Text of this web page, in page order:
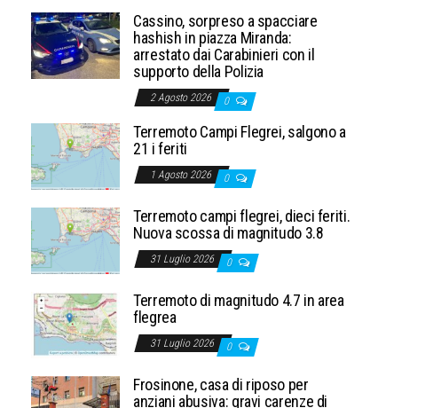
Cassino, sorpreso a spacciare
hashish in piazza Miranda:
arrestato dai Carabinieri con il
supporto della Polizia
2 Agosto 2026 0
Terremoto Campi Flegrei, salgono a
21 i feriti
1 Agosto 2026 0
Terremoto campi flegrei, dieci feriti.
Nuova scossa di magnitudo 3.8
31 Luglio 2026 0
Terremoto di magnitudo 4.7 in area
flegrea
31 Luglio 2026 0
Frosinone, casa di riposo per
anziani abusiva: gravi carenze di